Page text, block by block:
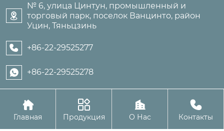

№ 6, улица Цинтун, промышленный и
торговый парк, поселок Ванцинто, район
Уцин, Тяньцзинь
 +86-22-29525277
 +86-22-29525278
Авторское право©ООО Тяньцзинь Хунлу Пищевой

Главная

Продукция

О Нас

Контакты